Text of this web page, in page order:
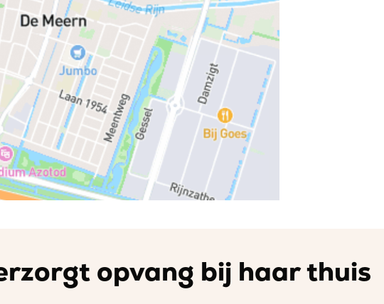
opvang bij haar thuis